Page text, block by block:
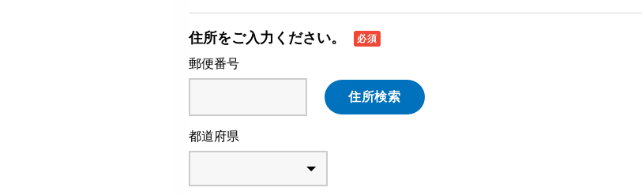
住所をご入力ください。 必須
郵便番号
住所検索
都道府県